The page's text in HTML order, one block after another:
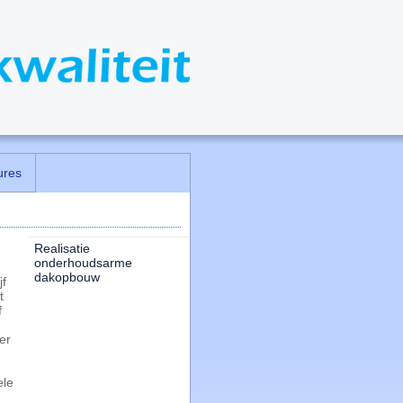
Realisatie
onderhoudsarme
dakopbouw